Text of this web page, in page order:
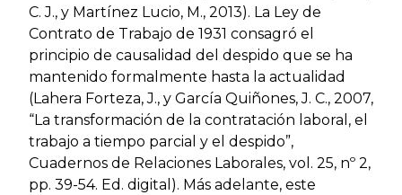
C. J., y Martínez Lucio, M., 2013). La Ley de
Contrato de Trabajo de 1931 consagró el
principio de causalidad del despido que se ha
mantenido formalmente hasta la actualidad
(Lahera Forteza, J., y García Quiñones, J. C., 2007,
“La transformación de la contratación laboral, el
trabajo a tiempo parcial y el despido”,
Cuadernos de Relaciones Laborales, vol. 25, nº 2,
pp. 39-54. Ed. digital). Más adelante, este